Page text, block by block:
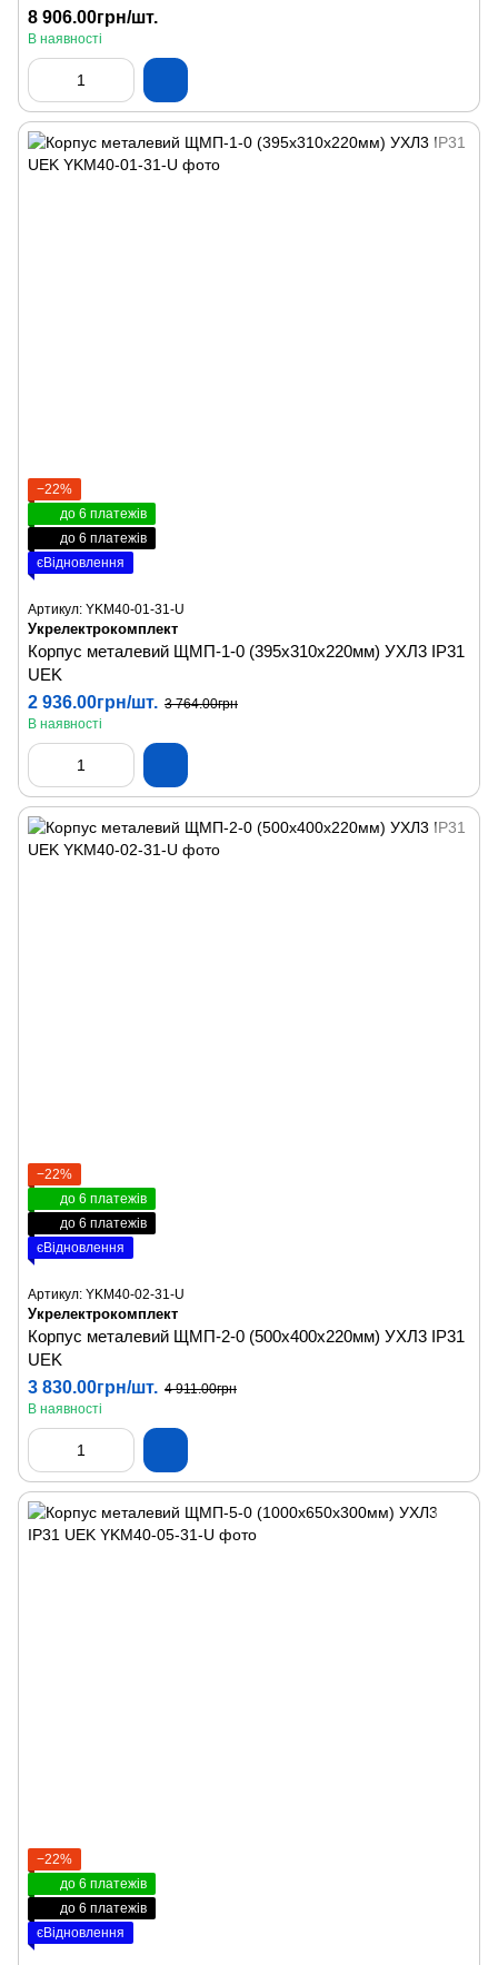
8 906.00грн/шт.
В наявності
−22%
до 6 платежів
до 6 платежів
єВідновлення
Артикул: YKM40-01-31-U
Укрелектрокомплект
Корпус металевий ЩМП-1-0 (395х310х220мм) УХЛ3 IP31
UEK
2 936.00грн/шт. 3 764.00грн
В наявності
−22%
до 6 платежів
до 6 платежів
єВідновлення
Артикул: YKM40-02-31-U
Укрелектрокомплект
Корпус металевий ЩМП-2-0 (500х400х220мм) УХЛ3 IP31
UEK
3 830.00грн/шт. 4 911.00грн
В наявності
−22%
до 6 платежів
до 6 платежів
єВідновлення